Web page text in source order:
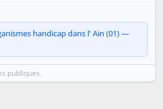
handicap dans l' Ain (01) —
publiques.